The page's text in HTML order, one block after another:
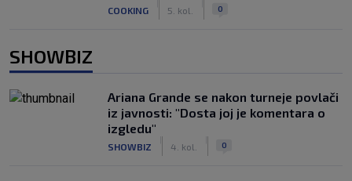
COOKING 5. kol. 0
SHOWBIZ
Ariana Grande se nakon turneje povlači
iz javnosti: "Dosta joj je komentara o
izgledu"
SHOWBIZ 4. kol. 0